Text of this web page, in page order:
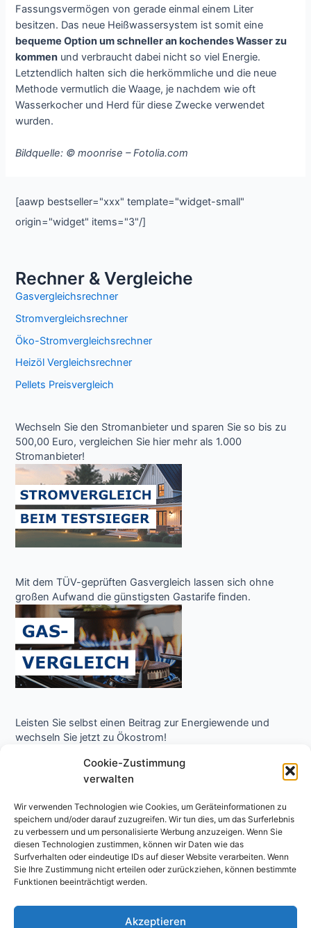
Cookie-Zustimmung
verwalten
Wir verwenden Technologien wie Cookies, um Geräteinformationen zu
speichern und/oder darauf zuzugreifen. Wir tun dies, um das Surferlebnis
zu verbessern und um personalisierte Werbung anzuzeigen. Wenn Sie
diesen Technologien zustimmen, können wir Daten wie das
Surfverhalten oder eindeutige IDs auf dieser Website verarbeiten. Wenn
Sie Ihre Zustimmung nicht erteilen oder zurückziehen, können bestimmte
Funktionen beeinträchtigt werden.
Akzeptieren
Fassungsvermögen von gerade einmal einem Liter
besitzen. Das neue Heißwassersystem ist somit eine
bequeme Option um schneller an kochendes Wasser zu
kommen und verbraucht dabei nicht so viel Energie.
Letztendlich halten sich die herkömmliche und die neue
Methode vermutlich die Waage, je nachdem wie oft
Wasserkocher und Herd für diese Zwecke verwendet
wurden.
Bildquelle: © moonrise – Fotolia.com
[aawp bestseller="xxx" template="widget-small"
origin="widget" items="3"/]
Rechner & Vergleiche
Gasvergleichsrechner
Stromvergleichsrechner
Öko-Stromvergleichsrechner
Heizöl Vergleichsrechner
Pellets Preisvergleich
Wechseln Sie den Stromanbieter und sparen Sie so bis zu
500,00 Euro, vergleichen Sie hier mehr als 1.000
Stromanbieter!
Mit dem TÜV-geprüften Gasvergleich lassen sich ohne
großen Aufwand die günstigsten Gastarife finden.
Leisten Sie selbst einen Beitrag zur Energiewende und
wechseln Sie jetzt zu Ökostrom!
Copyright © 2026 Niedrigenergie Forum - Energielexikon
Impressum
Datenschutzerklärung